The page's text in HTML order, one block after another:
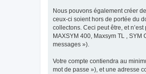
Nous pouvons également créer
ceux-ci soient hors de portée du
collectons. Ceci peut être, et
MAXSYM 400, Maxsym TL ,
messages »).
Votre compte contiendra au
mot de passe »), et une adresse